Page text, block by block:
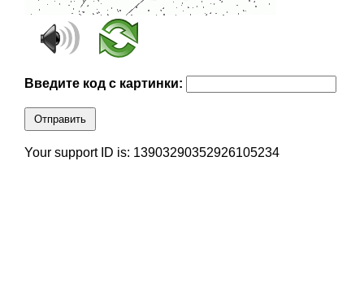
Введите код с картинки:
Отправить
Your support ID is: 13903290352926105234